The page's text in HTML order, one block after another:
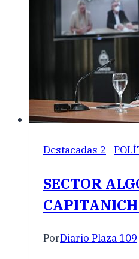
Destacadas 2 |
SECTOR
PorDiario Plaza 109